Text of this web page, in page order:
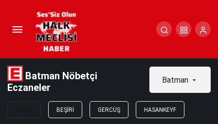
Batman Nöbetçi
Eczaneler
Batman
BEŞIRI GERCÜŞ HASANKEYF